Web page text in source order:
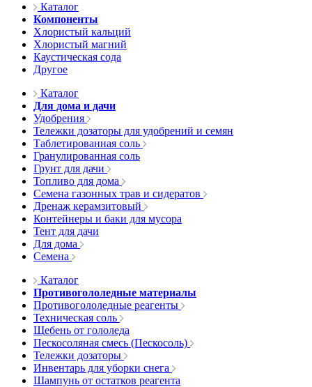
Каталог
Компоненты
Хлористый кальций
Хлористый магний
Каустическая сода
Другое
Каталог
Для дома и дачи
Удобрения
Тележки дозаторы для удобрений и семян
Таблетированная соль
Гранулированная соль
Грунт для дачи
Топливо для дома
Семена газонных трав и сидератов
Дренаж керамзитовый
Контейнеры и баки для мусора
Тент для дачи
Для дома
Семена
Каталог
Противогололедные материалы
Противогололедные реагенты
Техническая соль
Щебень от гололеда
Пескосоляная смесь (Пескосоль)
Тележки дозаторы
Инвентарь для уборки снега
Шампунь от остатков реагента